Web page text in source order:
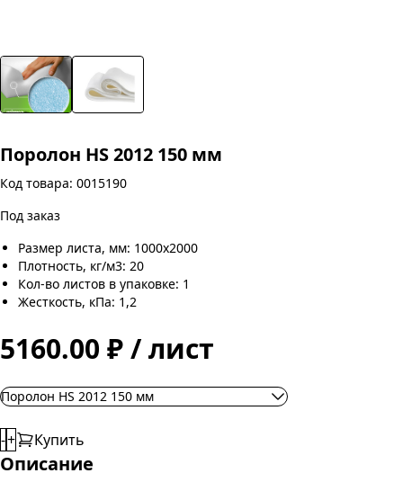
Поролон HS 2012 150 мм
Код товара: 0015190
Под заказ
Размер листа, мм: 1000х2000
Плотность, кг/м3: 20
Кол-во листов в упаковке: 1
Жесткость, кПа: 1,2
5160.00 ₽ / лист
Поролон HS 2012 150 мм
-+ Купить
Описание